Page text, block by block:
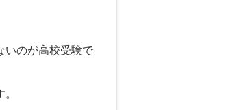
いのが高校受験で